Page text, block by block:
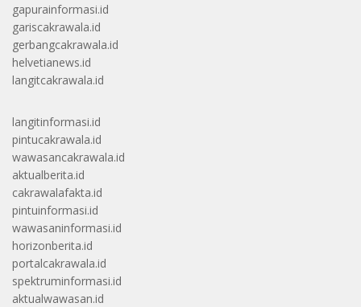
gapurainformasi.id
gariscakrawala.id
gerbangcakrawala.id
helvetianews.id
langitcakrawala.id
langitinformasi.id
pintucakrawala.id
wawasancakrawala.id
aktualberita.id
cakrawalafakta.id
pintuinformasi.id
wawasaninformasi.id
horizonberita.id
portalcakrawala.id
spektruminformasi.id
aktualwawasan.id